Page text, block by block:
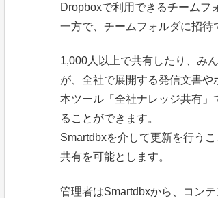
Dropboxで利用できるチームフ
一方で、チームフォルダに招待
1,000人以上で共有したり、み
が、全社で展開する発信文書や
本ツール「全社ナレッジ共有
ることができます。
Smartdbxを介して更新を行う
共有を可能とします。
管理者はSmartdbxから、コン